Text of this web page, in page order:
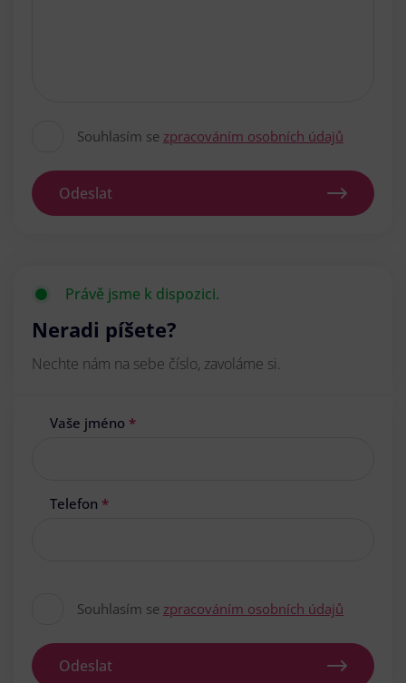
Souhlasím se zpracováním osobních údajů
Odeslat
Právě jsme k dispozici.
Neradi píšete?
Nechte nám na sebe číslo, zavoláme si.
Vaše jméno *
Telefon *
Souhlasím se zpracováním osobních údajů
Odeslat